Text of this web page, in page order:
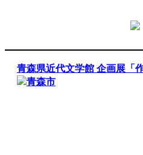
青森県近代文学館 企画展「
青森市